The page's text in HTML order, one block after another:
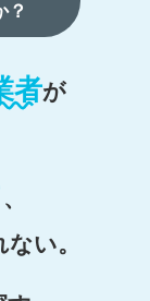
？
者が
、
い。